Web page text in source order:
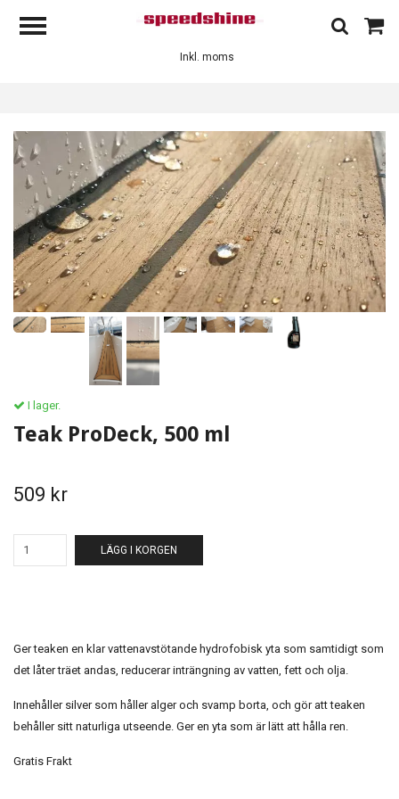
Inkl. moms
I lager.
Teak ProDeck, 500 ml
509 kr
LÄGG I KORGEN
Ger teaken en klar vattenavstötande hydrofobisk yta som samtidigt som
det låter träet andas, reducerar inträngning av vatten, fett och olja.
Innehåller silver som håller alger och svamp borta, och gör att teaken
behåller sitt naturliga utseende. Ger en yta som är lätt att hålla ren.
Gratis Frakt